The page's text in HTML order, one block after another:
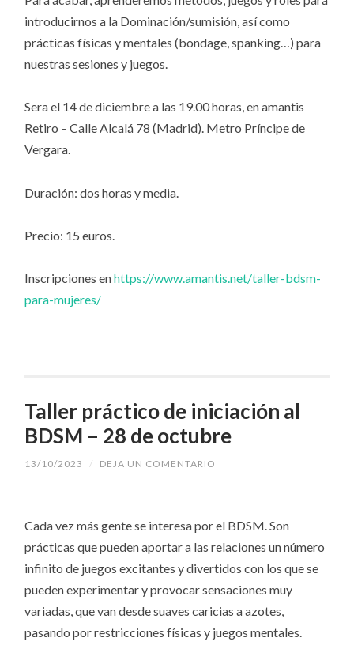
introducirnos a la Dominación/sumisión, así como
prácticas físicas y mentales (bondage, spanking…) para
nuestras sesiones y juegos.
Sera el 14 de diciembre a las 19.00 horas, en amantis
Retiro – Calle Alcalá 78 (Madrid). Metro Príncipe de
Vergara.
Duración: dos horas y media.
Precio: 15 euros.
Inscripciones enhttps://www.amantis.net/taller-bdsm-
para-mujeres/
Taller práctico de iniciación al
BDSM – 28 de octubre
13/10/2023 / DEJA UN COMENTARIO
Cada vez más gente se interesa por el BDSM. Son
prácticas que pueden aportar a las relaciones un número
infinito de juegos excitantes y divertidos con los que se
pueden experimentar y provocar sensaciones muy
variadas, que van desde suaves caricias a azotes,
pasando por restricciones físicas y juegos mentales.